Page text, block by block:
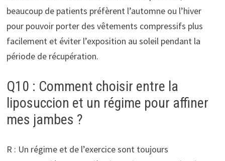
beaucoup de patients préfèrent l’automne ou l’hiver
pour pouvoir porter des vêtements compressifs plus
facilement et éviter l’exposition au soleil pendant la
période de récupération.
Q10 : Comment choisir entre la
liposuccion et un régime pour affiner
mes jambes ?
R : Un régime et de l’exercice sont toujours